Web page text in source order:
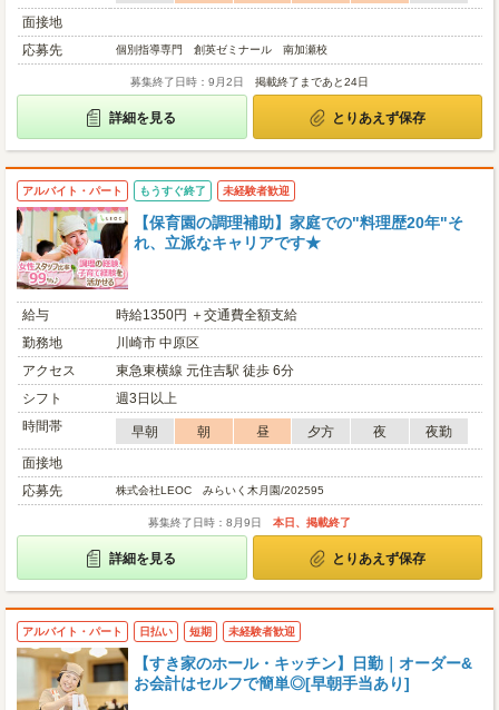
面接地
応募先
個別指導専門 創英ゼミナール 南加瀬校
募集終了日時：9月2日 掲載終了まであと24日
詳細を見る とりあえず保存
アルバイト・パート もうすぐ終了 未経験者歓迎
【保育園の調理補助】家庭での"料理歴20年"そ
れ、立派なキャリアです★
給与
時給1350円 ＋交通費全額支給
勤務地
川崎市 中原区
アクセス
東急東横線 元住吉駅 徒歩 6分
シフト
週3日以上
時間帯
早朝 朝 昼 夕方 夜
夜勤
面接地
応募先
株式会社LEOC みらいく木月園/202595
募集終了日時：8月9日 本日、掲載終了
詳細を見る とりあえず保存
アルバイト・パート 日払い 短期 未経験者歓迎
【すき家のホール・キッチン】日勤｜オーダー&
お会計はセルフで簡単◎[早朝手当あり]